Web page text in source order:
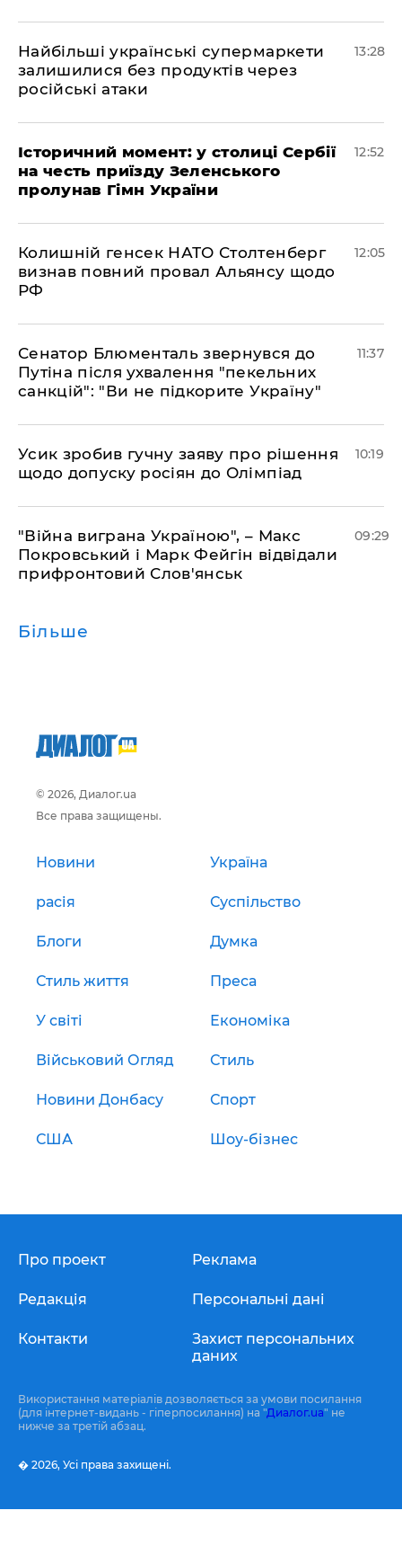
Найбільші українські супермаркети
залишилися без продуктів через
російські атаки
13:28
Історичний момент: у столиці Сербії
на честь приїзду Зеленського
пролунав Гімн України
12:52
Колишній генсек НАТО Столтенберг
визнав повний провал Альянсу щодо
РФ
12:05
Сенатор Блюменталь звернувся до
Путіна після ухвалення "пекельних
санкцій": "Ви не підкорите Україну"
11:37
Усик зробив гучну заяву про рішення
щодо допуску росіян до Олімпіад
10:19
"Війна виграна Україною", – Макс
Покровський і Марк Фейгін відвідали
прифронтовий Слов'янськ
09:29
Більше
© 2026, Диалог.ua
Все права защищены.
Новини Україна
расія Суспільство
Блоги Думка
Стиль життя Преса
У світі Економіка
Військовий Огляд Стиль
Новини Донбасу Спорт
США Шоу-бізнес
Про проект
Редакція
Контакти
Реклама
Персональні дані
Захист персональних
даних
Використання матеріалів дозволяється за умови посилання
(для інтернет-видань - гіперпосилання) на "Диалог.ua" не
нижче за третій абзац.
� 2026, Усі права захищені.